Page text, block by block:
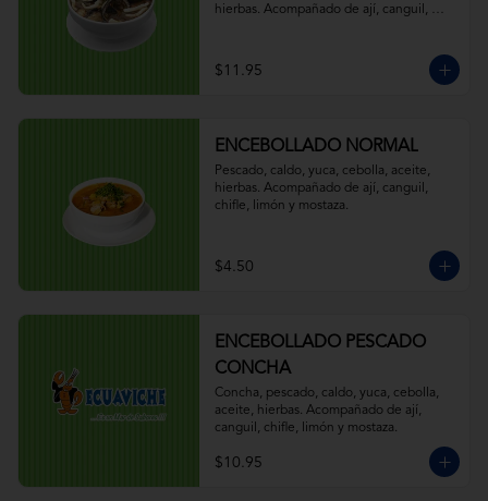
hierbas. Acompañado de ají, canguil,
$11.95
ENCEBOLLADO NORMAL
Pescado, caldo, yuca, cebolla, aceite,
hierbas. Acompañado de ají, canguil,
chifle, limón y mostaza.
$4.50
ENCEBOLLADO PESCADO
CONCHA
Concha, pescado, caldo, yuca, cebolla,
aceite, hierbas. Acompañado de ají,
canguil, chifle, limón y mostaza.
$10.95